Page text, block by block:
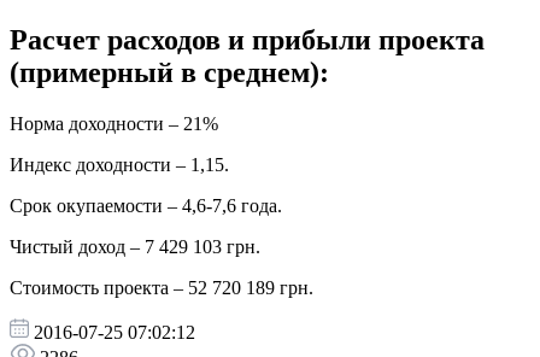
Расчет расходов и прибыли проекта
(примерный в среднем):
Норма доходности – 21%
Индекс доходности – 1,15.
Срок окупаемости – 4,6-7,6 года.
Чистый доход – 7 429 103 грн.
Стоимость проекта – 52 720 189 грн.
2016-07-25 07:02:12